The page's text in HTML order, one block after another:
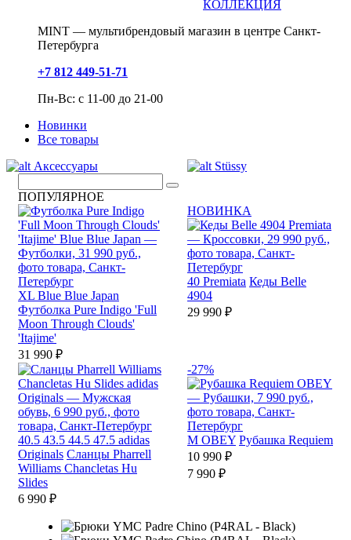
КОЛЛЕКЦИЯ
MINT — мультибрендовый магазин в центре Санкт-
Петербурга
+7 812 449-51-71
Пн-Вс: с 11-00 до 21-00
Новинки
Все товары
Аксессуары
Stüssy
ПОПУЛЯРНОЕ
XL Blue Blue Japan
Футболка Pure Indigo 'Full
Moon Through Clouds'
'Itajime'
31 990 ₽
НОВИНКА
40 Premiata Кеды Belle
4904
29 990 ₽
40.5 43.5 44.5 47.5 adidas
Originals Сланцы Pharrell
Williams Chancletas Hu
Slides
6 990 ₽
-27%
M OBEY Рубашка Requiem
10 990 ₽
7 990 ₽